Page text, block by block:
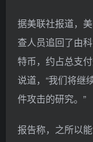
据美联社报道，
查人员追回了由
特币，约占总支
说道，“我们将继
件攻击的研究。”
报告称，之所以